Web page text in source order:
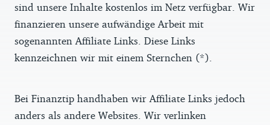
sind unsere Inhalte kostenlos im Netz verfügbar. Wir
finanzieren unsere aufwändige Arbeit mit
sogenannten Affiliate Links. Diese Links
kennzeichnen wir mit einem Sternchen (*).
Bei Finanztip handhaben wir Affiliate Links jedoch
anders als andere Websites. Wir verlinken